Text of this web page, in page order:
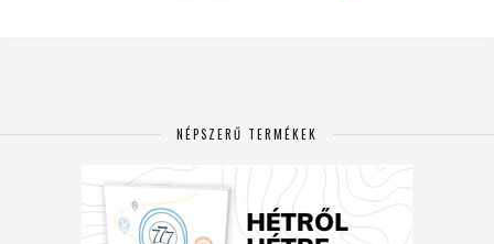
NÉPSZERŰ TERMÉKEK